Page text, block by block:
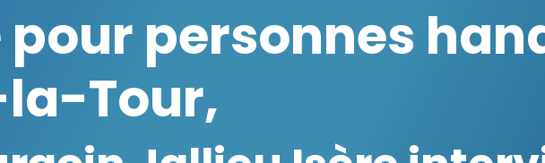
personnes
Tour,